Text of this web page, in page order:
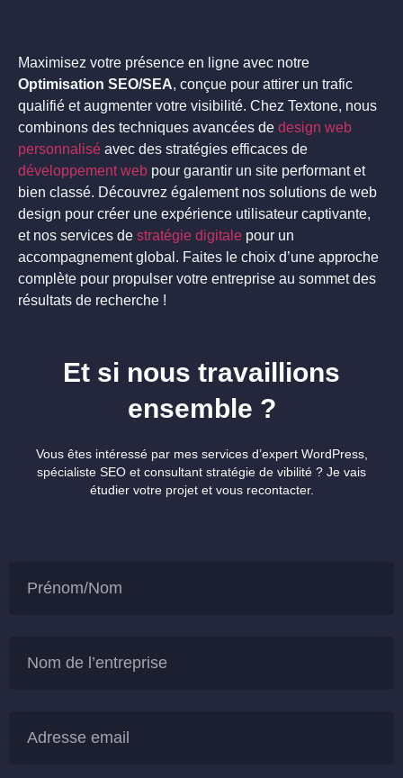
Maximisez votre présence en ligne avec notre
Optimisation SEO/SEA, conçue pour attirer un trafic
qualifié et augmenter votre visibilité. Chez Textone, nous
combinons des techniques avancées de design web
personnalisé avec des stratégies efficaces de
développement web pour garantir un site performant et
bien classé. Découvrez également nos solutions de web
design pour créer une expérience utilisateur captivante,
et nos services de stratégie digitale pour un
accompagnement global. Faites le choix d’une approche
complète pour propulser votre entreprise au sommet des
résultats de recherche !
Et si nous travaillions
ensemble ?
Vous êtes intéressé par mes services d’expert WordPress,
spécialiste SEO et consultant stratégie de vibilité ? Je vais
étudier votre projet et vous recontacter.